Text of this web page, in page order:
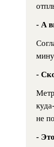
- А
-
не
-